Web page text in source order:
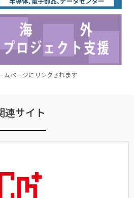
ムページにリンクされます
連サイト